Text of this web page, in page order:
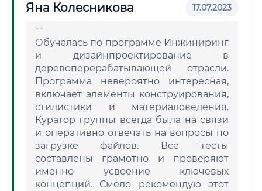
Яна Колесникова 17.07.2023
Обучалась по программе Инжиниринг
и дизайнпроектирование в
деревоперерабатывающей отрасли.
Программа невероятно интересная,
включает элементы конструирования,
стилистики и материаловедения.
Куратор группы всегда была на связи
и оперативно отвечать на вопросы по
загрузке файлов. Все тесты
составлены грамотно и проверяют
именно усвоение ключевых
концепций. Смело рекомендую этот